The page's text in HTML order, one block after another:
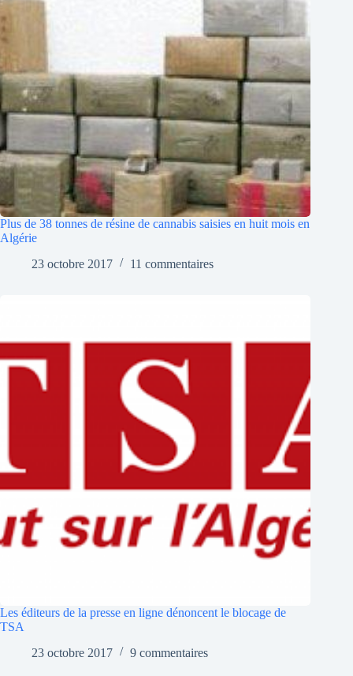
Plus de 38 tonnes de résine de cannabis saisies en huit mois en
Algérie
23 octobre 2017
11 commentaires
Les éditeurs de la presse en ligne dénoncent le blocage de
TSA
23 octobre 2017
9 commentaires